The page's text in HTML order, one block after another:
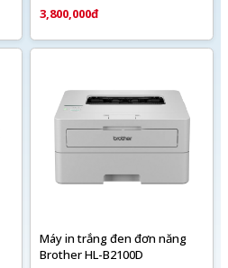
3,800,000đ
Máy in trắng đen đơn năng
Brother HL-B2100D